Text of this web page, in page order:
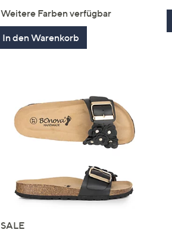
Weitere Farben verfügbar
In den Warenkorb
SALE